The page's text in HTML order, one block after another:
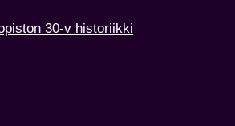
30-v historiikki